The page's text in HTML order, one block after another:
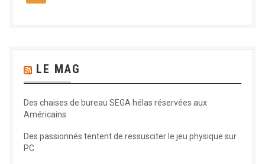
LE MAG
Des chaises de bureau SEGA hélas réservées aux
Américains
Des passionnés tentent de ressusciter le jeu physique sur
PC